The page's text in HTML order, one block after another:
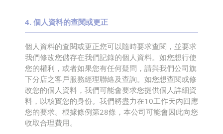
4. 個人資料的查閱或更正
個人資料的查閱或更正您可以隨時要求查閱，並要求
我們修改您儲存在我們記錄的個人資料。如您想行使
您的權利，或者如果您有任何疑問，請與我們公司旗
下分店之客戶服務經理聯絡及查詢。如您想查閱或修
改您的個人資料，我們可能會要求您提供個人詳細資
料，以核實您的身份。我們將盡力在10工作天內回應
您的要求。根據條例第28條，本公司可能會因此向您
收取合理費用。